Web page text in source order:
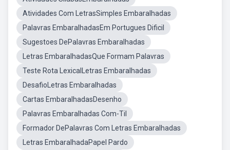
Atividades Com LetrasSimples Embaralhadas
Palavras EmbaralhadasEm Portugues Dificil
Sugestoes DePalavras Embaralhadas
Letras EmbaralhadasQue Formam Palavras
Teste Rota LexicalLetras Embaralhadas
DesafioLetras Embaralhadas
Cartas EmbaralhadasDesenho
Palavras Embaralhadas Com-Til
Formador DePalavras Com Letras Embaralhadas
Letras EmbaralhadaPapel Pardo